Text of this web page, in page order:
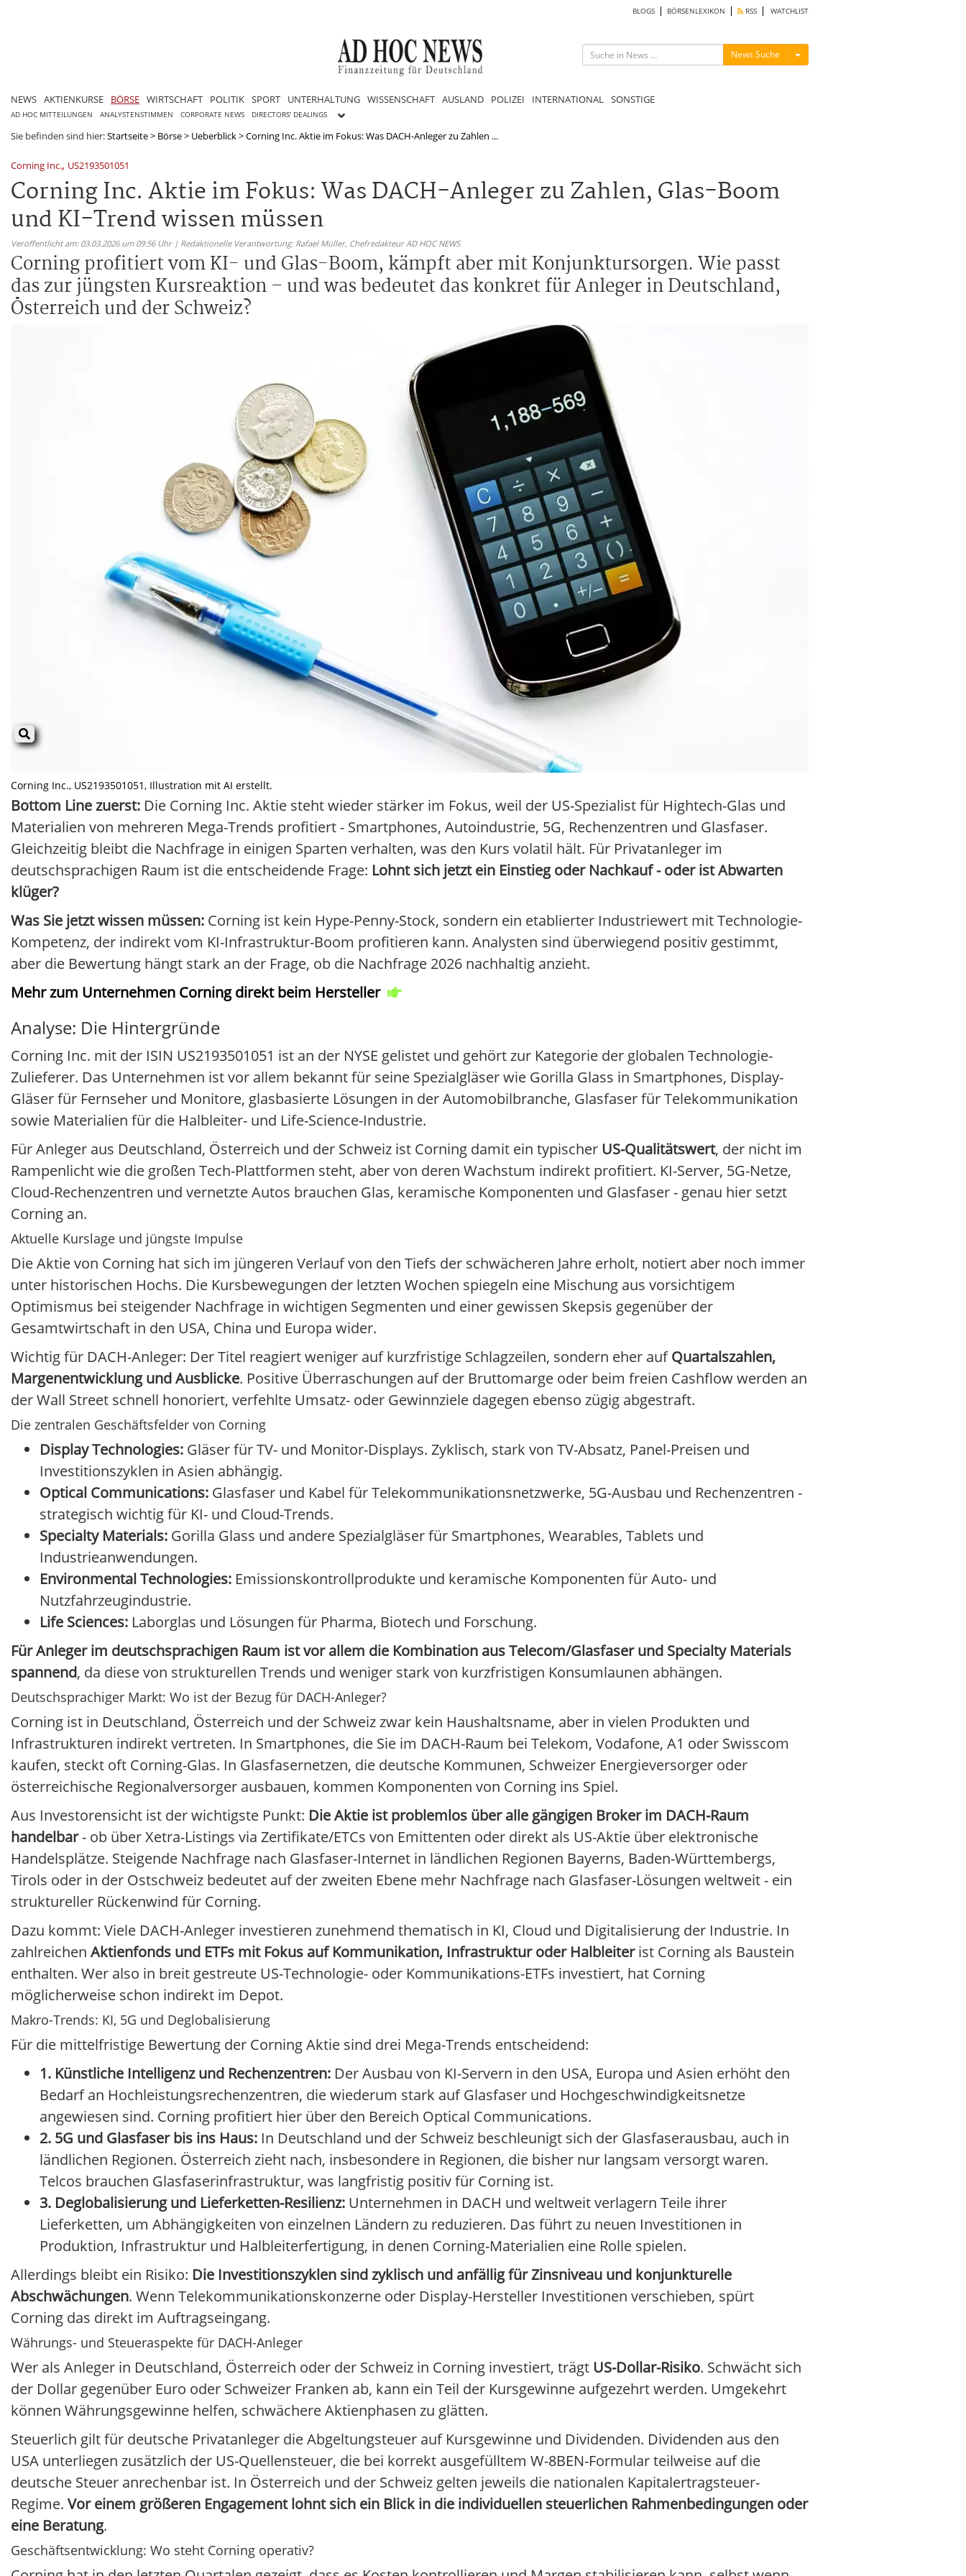
BLOGS BÖRSENLEXIKON RSS WATCHLIST
News Suche Menü ein-/ausblenden
NEWS AKTIENKURSE BÖRSE WIRTSCHAFT POLITIK SPORT UNTERHALTUNG WISSENSCHAFT AUSLAND POLIZEI INTERNATIONAL SONSTIGE
AD HOC MITTEILUNGEN ANALYSTENSTIMMEN CORPORATE NEWS DIRECTORS' DEALINGS
Sie befinden sind hier:Startseite> Börse> Ueberblick>Corning Inc. Aktie im Fokus: Was DACH-Anleger zu Zahlen ...
Corning Inc., US2193501051
Corning Inc. Aktie im Fokus: Was DACH-Anleger zu Zahlen, Glas-Boom
und KI-Trend wissen müssen
Veröffentlicht am: 03.03.2026 um 09:56 Uhr | Redaktionelle Verantwortung: Rafael Müller, Chefredakteur AD HOC NEWS
Corning profitiert vom KI- und Glas-Boom, kämpft aber mit Konjunktursorgen. Wie passt
das zur jüngsten Kursreaktion – und was bedeutet das konkret für Anleger in Deutschland,
Österreich und der Schweiz?
Corning Inc., US2193501051, Illustration mit AI erstellt.
Bottom Line zuerst: Die Corning Inc. Aktie steht wieder stärker im Fokus, weil der US-Spezialist für Hightech-Glas und
Materialien von mehreren Mega-Trends profitiert - Smartphones, Autoindustrie, 5G, Rechenzentren und Glasfaser.
Gleichzeitig bleibt die Nachfrage in einigen Sparten verhalten, was den Kurs volatil hält. Für Privatanleger im
deutschsprachigen Raum ist die entscheidende Frage: Lohnt sich jetzt ein Einstieg oder Nachkauf - oder ist Abwarten
klüger?
Was Sie jetzt wissen müssen: Corning ist kein Hype-Penny-Stock, sondern ein etablierter Industriewert mit Technologie-
Kompetenz, der indirekt vom KI-Infrastruktur-Boom profitieren kann. Analysten sind überwiegend positiv gestimmt,
aber die Bewertung hängt stark an der Frage, ob die Nachfrage 2026 nachhaltig anzieht.
Mehr zum Unternehmen Corning direkt beim Hersteller
Analyse: Die Hintergründe
Corning Inc. mit der ISIN US2193501051 ist an der NYSE gelistet und gehört zur Kategorie der globalen Technologie-
Zulieferer. Das Unternehmen ist vor allem bekannt für seine Spezialgläser wie Gorilla Glass in Smartphones, Display-
Gläser für Fernseher und Monitore, glasbasierte Lösungen in der Automobilbranche, Glasfaser für Telekommunikation
sowie Materialien für die Halbleiter- und Life-Science-Industrie.
Für Anleger aus Deutschland, Österreich und der Schweiz ist Corning damit ein typischer US-Qualitätswert, der nicht im
Rampenlicht wie die großen Tech-Plattformen steht, aber von deren Wachstum indirekt profitiert. KI-Server, 5G-Netze,
Cloud-Rechenzentren und vernetzte Autos brauchen Glas, keramische Komponenten und Glasfaser - genau hier setzt
Corning an.
Aktuelle Kurslage und jüngste Impulse
Die Aktie von Corning hat sich im jüngeren Verlauf von den Tiefs der schwächeren Jahre erholt, notiert aber noch immer
unter historischen Hochs. Die Kursbewegungen der letzten Wochen spiegeln eine Mischung aus vorsichtigem
Optimismus bei steigender Nachfrage in wichtigen Segmenten und einer gewissen Skepsis gegenüber der
Gesamtwirtschaft in den USA, China und Europa wider.
Wichtig für DACH-Anleger: Der Titel reagiert weniger auf kurzfristige Schlagzeilen, sondern eher aufQuartalszahlen,
Margenentwicklung und Ausblicke. Positive Überraschungen auf der Bruttomarge oder beim freien Cashflow werden an
der Wall Street schnell honoriert, verfehlte Umsatz- oder Gewinnziele dagegen ebenso zügig abgestraft.
Die zentralen Geschäftsfelder von Corning
Display Technologies: Gläser für TV- und Monitor-Displays. Zyklisch, stark von TV-Absatz, Panel-Preisen und
Investitionszyklen in Asien abhängig.
Optical Communications: Glasfaser und Kabel für Telekommunikationsnetzwerke, 5G-Ausbau und Rechenzentren -
strategisch wichtig für KI- und Cloud-Trends.
Specialty Materials: Gorilla Glass und andere Spezialgläser für Smartphones, Wearables, Tablets und
Industrieanwendungen.
Environmental Technologies: Emissionskontrollprodukte und keramische Komponenten für Auto- und
Nutzfahrzeugindustrie.
Life Sciences: Laborglas und Lösungen für Pharma, Biotech und Forschung.
Für Anleger im deutschsprachigen Raum ist vor allem die Kombination aus Telecom/Glasfaser und Specialty Materials
spannend, da diese von strukturellen Trends und weniger stark von kurzfristigen Konsumlaunen abhängen.
Deutschsprachiger Markt: Wo ist der Bezug für DACH-Anleger?
Corning ist in Deutschland, Österreich und der Schweiz zwar kein Haushaltsname, aber in vielen Produkten und
Infrastrukturen indirekt vertreten. In Smartphones, die Sie im DACH-Raum bei Telekom, Vodafone, A1 oder Swisscom
kaufen, steckt oft Corning-Glas. In Glasfasernetzen, die deutsche Kommunen, Schweizer Energieversorger oder
österreichische Regionalversorger ausbauen, kommen Komponenten von Corning ins Spiel.
Aus Investorensicht ist der wichtigste Punkt: Die Aktie ist problemlos über alle gängigen Broker im DACH-Raum
handelbar- ob über Xetra-Listings via Zertifikate/ETCs von Emittenten oder direkt als US-Aktie über elektronische
Handelsplätze. Steigende Nachfrage nach Glasfaser-Internet in ländlichen Regionen Bayerns, Baden-Württembergs,
Tirols oder in der Ostschweiz bedeutet auf der zweiten Ebene mehr Nachfrage nach Glasfaser-Lösungen weltweit - ein
struktureller Rückenwind für Corning.
Dazu kommt: Viele DACH-Anleger investieren zunehmend thematisch in KI, Cloud und Digitalisierung der Industrie. In
zahlreichen Aktienfonds und ETFs mit Fokus auf Kommunikation, Infrastruktur oder Halbleiterist Corning als Baustein
enthalten. Wer also in breit gestreute US-Technologie- oder Kommunikations-ETFs investiert, hat Corning
möglicherweise schon indirekt im Depot.
Makro-Trends: KI, 5G und Deglobalisierung
Für die mittelfristige Bewertung der Corning Aktie sind drei Mega-Trends entscheidend:
1. Künstliche Intelligenz und Rechenzentren: Der Ausbau von KI-Servern in den USA, Europa und Asien erhöht den
Bedarf an Hochleistungsrechenzentren, die wiederum stark auf Glasfaser und Hochgeschwindigkeitsnetze
angewiesen sind. Corning profitiert hier über den Bereich Optical Communications.
2. 5G und Glasfaser bis ins Haus: In Deutschland und der Schweiz beschleunigt sich der Glasfaserausbau, auch in
ländlichen Regionen. Österreich zieht nach, insbesondere in Regionen, die bisher nur langsam versorgt waren.
Telcos brauchen Glasfaserinfrastruktur, was langfristig positiv für Corning ist.
3. Deglobalisierung und Lieferketten-Resilienz: Unternehmen in DACH und weltweit verlagern Teile ihrer
Lieferketten, um Abhängigkeiten von einzelnen Ländern zu reduzieren. Das führt zu neuen Investitionen in
Produktion, Infrastruktur und Halbleiterfertigung, in denen Corning-Materialien eine Rolle spielen.
Allerdings bleibt ein Risiko: Die Investitionszyklen sind zyklisch und anfällig für Zinsniveau und konjunkturelle
Abschwächungen. Wenn Telekommunikationskonzerne oder Display-Hersteller Investitionen verschieben, spürt
Corning das direkt im Auftragseingang.
Währungs- und Steueraspekte für DACH-Anleger
Wer als Anleger in Deutschland, Österreich oder der Schweiz in Corning investiert, trägt US-Dollar-Risiko. Schwächt sich
der Dollar gegenüber Euro oder Schweizer Franken ab, kann ein Teil der Kursgewinne aufgezehrt werden. Umgekehrt
können Währungsgewinne helfen, schwächere Aktienphasen zu glätten.
Steuerlich gilt für deutsche Privatanleger die Abgeltungsteuer auf Kursgewinne und Dividenden. Dividenden aus den
USA unterliegen zusätzlich der US-Quellensteuer, die bei korrekt ausgefülltem W-8BEN-Formular teilweise auf die
deutsche Steuer anrechenbar ist. In Österreich und der Schweiz gelten jeweils die nationalen Kapitalertragsteuer-
Regime. Vor einem größeren Engagement lohnt sich ein Blick in die individuellen steuerlichen Rahmenbedingungen oder
eine Beratung.
Geschäftsentwicklung: Wo steht Corning operativ?